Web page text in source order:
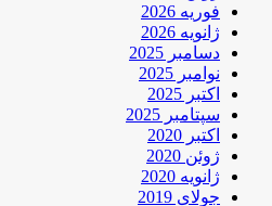
فوریه 2026
ژانویه 2026
دسامبر 2025
نوامبر 2025
اکتبر 2025
سپتامبر 2025
اکتبر 2020
ژوئن 2020
ژانویه 2020
جولای 2019